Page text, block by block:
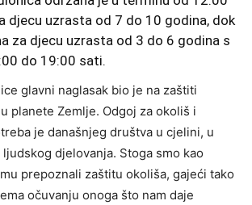
djecu uzrasta od 7 do 10 godina, dok
za djecu uzrasta od 3 do 6 godina s
do 19:00 sati.
glavni naglasak bio je na zaštiti
planete Zemlje. Odgoj za okoliš i
je današnjeg društva u cjelini, u
djelovanja. Stoga smo kao
prepoznali zaštitu okoliša, gajeći tako
očuvanju onoga što nam daje